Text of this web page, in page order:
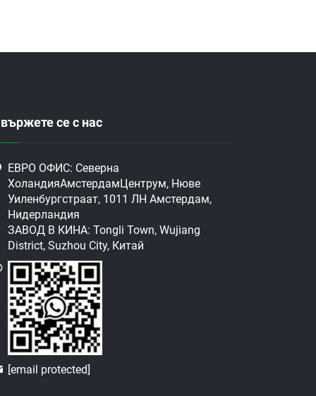
се с нас
ЕВРО ОФИС: Северна
ХоландияАмстердамЦентрум, Нюве
Уиленбургстраат, 1011 ЛН Амстердам,
Нидерландия
ЗАВОД В КИНА: Tongli Town, Wujiang
District, Suzhou City, Китай
[email protected]